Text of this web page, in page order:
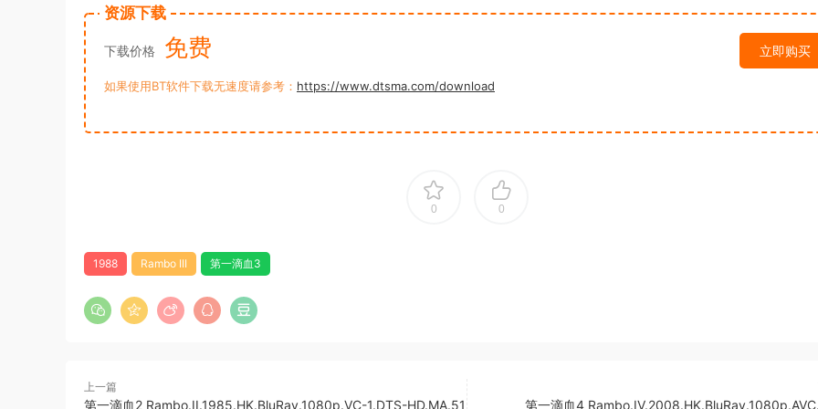
资源下载
下载价格 免费 立即购买
如果使用BT软件下载无速度请参考： https://www.dtsma.com/download
0 0
1988 Rambo III 第一滴血3
上一篇
第一滴血2 Rambo.II.1985.HK.BluRay.1080p.VC-1.DTS-HD.MA.51 第一滴血4